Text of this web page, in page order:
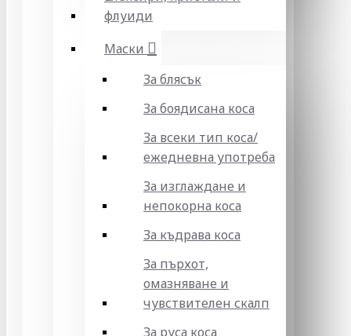
флуиди
Маски
За блясък
За боядисана коса
За всеки тип коса/
ежедневна употреба
За изглаждане и
непокорна коса
За къдрава коса
За пърхот,
омазняване и
чувствителен скалп
За руса коса